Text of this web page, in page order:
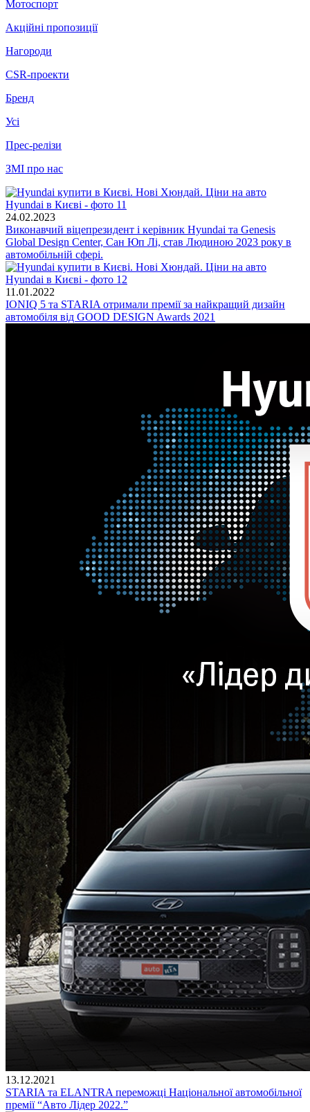
Мотоспорт
Акційні пропозиції
Нагороди
CSR-проекти
Бренд
Усі
Прес-релізи
ЗМІ про нас
24.02.2023
Виконавчий віцепрезидент і керівник Hyundai та Genesis
Global Design Center, Сан Юп Лі, став Людиною 2023 року в
автомобільній сфері.
11.01.2022
IONIQ 5 та STARIA отримали премії за найкращий дизайн
автомобіля від GOOD DESIGN Awards 2021
13.12.2021
STARIA та ELANTRA переможці Національної автомобільної
премії “Авто Лідер 2022.”